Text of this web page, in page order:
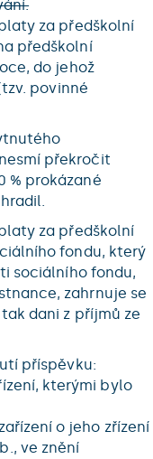
za předškolní
předškolní
do jehož
povinné
překročit
% prokázané
za předškolní
fondu, který
sociálního fondu,
zahrnuje se
dani z příjmů ze
příspěvku:
kterými bylo
o jeho zřízení
ve znění